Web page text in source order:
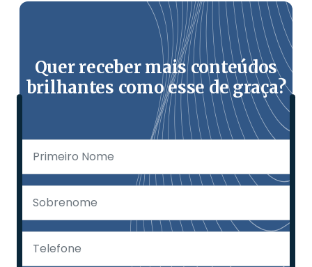
Quer receber mais conteúdos
brilhantes como esse de graça?